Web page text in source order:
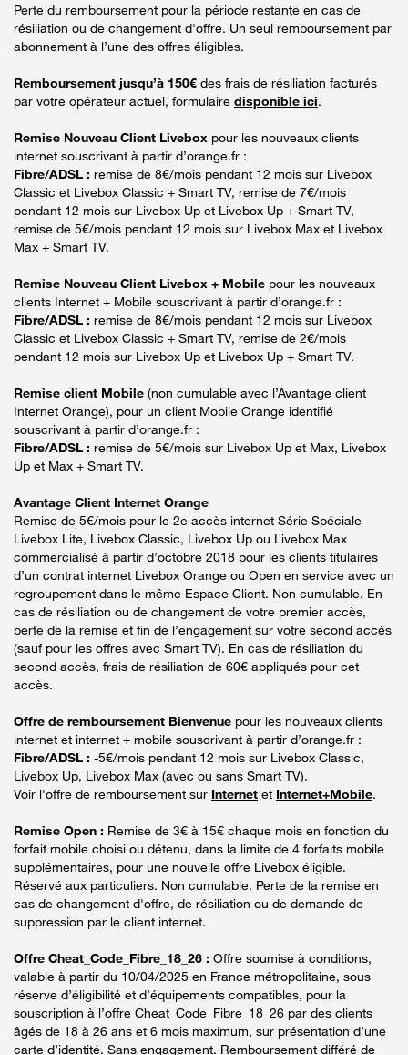
Perte du remboursement pour la période restante en cas de
résiliation ou de changement d'offre. Un seul remboursement par
abonnement à l’une des offres éligibles.
Remboursement jusqu’à 150€ des frais de résiliation facturés
par votre opérateur actuel, formulaire disponible ici.
Remise Nouveau Client Livebox pour les nouveaux clients
internet souscrivant à partir d’orange.fr :
Fibre/ADSL : remise de 8€/mois pendant 12 mois sur Livebox
Classic et Livebox Classic + Smart TV, remise de 7€/mois
pendant 12 mois sur Livebox Up et Livebox Up + Smart TV,
remise de 5€/mois pendant 12 mois sur Livebox Max et Livebox
Max + Smart TV.
Remise Nouveau Client Livebox + Mobile pour les nouveaux
clients Internet + Mobile souscrivant à partir d’orange.fr :
Fibre/ADSL : remise de 8€/mois pendant 12 mois sur Livebox
Classic et Livebox Classic + Smart TV, remise de 2€/mois
pendant 12 mois sur Livebox Up et Livebox Up + Smart TV.
Remise client Mobile (non cumulable avec l’Avantage client
Internet Orange), pour un client Mobile Orange identifié
souscrivant à partir d’orange.fr :
Fibre/ADSL : remise de 5€/mois sur Livebox Up et Max, Livebox
Up et Max + Smart TV.
Avantage Client Internet Orange
Remise de 5€/mois pour le 2e accès internet Série Spéciale
Livebox Lite, Livebox Classic, Livebox Up ou Livebox Max
commercialisé à partir d’octobre 2018 pour les clients titulaires
d’un contrat internet Livebox Orange ou Open en service avec un
regroupement dans le même Espace Client. Non cumulable. En
cas de résiliation ou de changement de votre premier accès,
perte de la remise et fin de l’engagement sur votre second accès
(sauf pour les offres avec Smart TV). En cas de résiliation du
second accès, frais de résiliation de 60€ appliqués pour cet
accès.
Offre de remboursement Bienvenue pour les nouveaux clients
internet et internet + mobile souscrivant à partir d’orange.fr :
Fibre/ADSL : -5€/mois pendant 12 mois sur Livebox Classic,
Livebox Up, Livebox Max (avec ou sans Smart TV).
Voir l'offre de remboursement sur Internet et Internet+Mobile.
Remise Open : Remise de 3€ à 15€ chaque mois en fonction du
forfait mobile choisi ou détenu, dans la limite de 4 forfaits mobile
supplémentaires, pour une nouvelle offre Livebox éligible.
Réservé aux particuliers. Non cumulable. Perte de la remise en
cas de changement d'offre, de résiliation ou de demande de
suppression par le client internet.
Offre Cheat_Code_Fibre_18_26 : Offre soumise à conditions,
valable à partir du 10/04/2025 en France métropolitaine, sous
réserve d’éligibilité et d’équipements compatibles, pour la
souscription à l’offre Cheat_Code_Fibre_18_26 par des clients
âgés de 18 à 26 ans et 6 mois maximum, sur présentation d’une
carte d’identité. Sans engagement. Remboursement différé de